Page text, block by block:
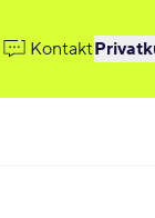
Kontakt